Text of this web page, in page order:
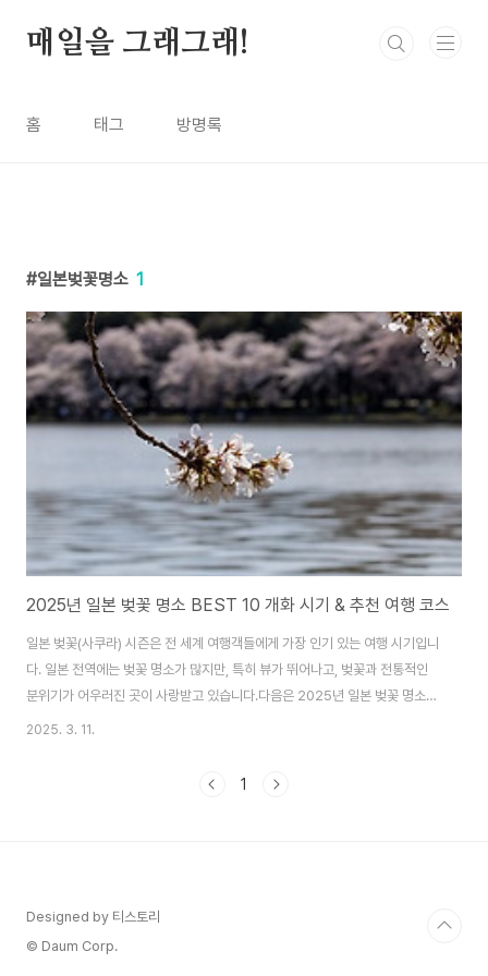
매일을 그래그래!
홈 태그 방명록
일본벚꽃명소 1
2025년 일본 벚꽃 명소 BEST 10 개화 시기 & 추천 여행 코스
일본 벚꽃(사쿠라) 시즌은 전 세계 여행객들에게 가장 인기 있는 여행 시기입니
다. 일본 전역에는 벚꽃 명소가 많지만, 특히 뷰가 뛰어나고, 벚꽃과 전통적인
분위기가 어우러진 곳이 사랑받고 있습니다.다음은 2025년 일본 벚꽃 명소
BEST 10과 함께 최적의 방문 시기, 특징, 주변 관광지까지 소개해 드릴게
(예상)✔️ 특징:1,000그루 이상의 벚나무가 공원 내 도로를 따라 이어짐낮에는
2025. 3. 11.
1
Designed by 티스토리
© Daum Corp.